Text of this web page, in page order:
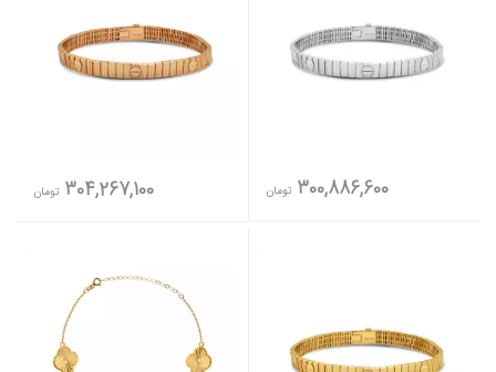
300,886,600 تومان 304,267,100 تومان